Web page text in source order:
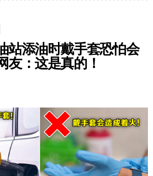
站添油时戴手套恐怕会
友：这是真的！